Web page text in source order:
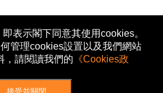
表示閣下同意其使用cookies。
管理cookies設置以及我們網站
，請閱讀我們的 《Cookies政